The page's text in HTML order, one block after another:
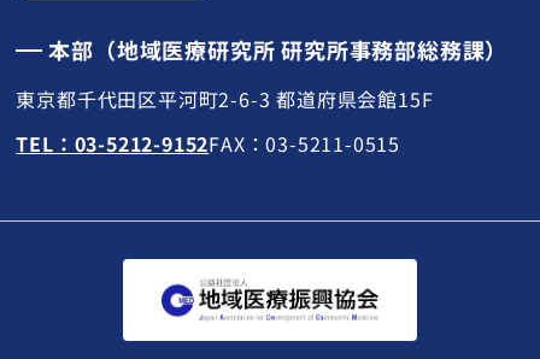
本部（地域医療研究所 研究所事務部総務課）
東京都千代田区平河町2-6-3 都道府県会館15F
TEL：03-5212-9152FAX：03-5211-0515